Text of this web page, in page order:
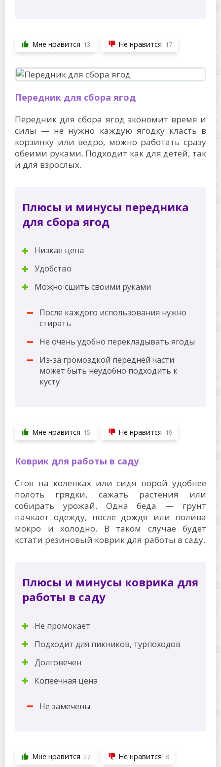
Мне нравится 13 Не нравится 17
Передник для сбора ягод
Передник для сбора ягод экономит время и
силы — не нужно каждую ягодку класть в
корзинку или ведро, можно работать сразу
обеими руками. Подходит как для детей, так
и для взрослых.
Плюсы и минусы передника
для сбора ягод
Низкая цена
Удобство
Можно сшить своими руками
После каждого использования нужно
стирать
Не очень удобно перекладывать ягоды
Из-за громоздкой передней части
может быть неудобно подходить к
кусту
Мне нравится 15 Не нравится 19
Коврик для работы в саду
Стоя на коленках или сидя порой удобнее
полоть грядки, сажать растения или
собирать урожай. Одна беда — грунт
пачкает одежду, после дождя или полива
мокро и холодно. В таком случае будет
кстати резиновый коврик для работы в саду.
Плюсы и минусы коврика для
работы в саду
Не промокает
Подходит для пикников, турпоходов
Долговечен
Копеечная цена
Не замечены
Мне нравится 27 Не нравится 8